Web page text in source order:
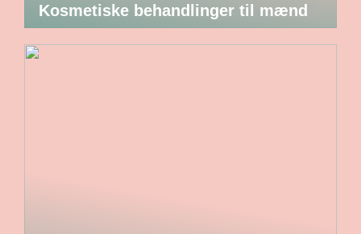
Kosmetiske behandlinger til mænd